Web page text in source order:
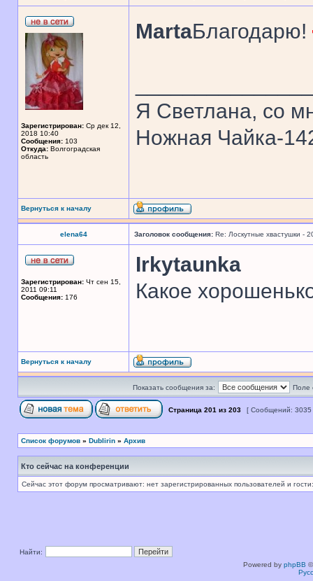
Зарегистрирован: Ср дек 12,
2018 10:40
Сообщения: 103
Откуда: Волгоградская
область
MartaБлагодарю!
Я Светлана, со
Ножная Чайка-
Вернуться к началу
elena64 Заголовок сообщения: Re: Лоскутные хвастушки -
Зарегистрирован: Чт сен 15,
2011 09:11
Сообщения: 176
Irkytaunka
Какое
Вернуться к началу
Показать сообщения за: Поле
Страница 201 из 203 [ Сообщений:
Список форумов » Dublirin » Архив
Кто сейчас на конференции
Сейчас этот форум просматривают: нет зарегистрированных пользователей и
Найти:
Powered by phpBB